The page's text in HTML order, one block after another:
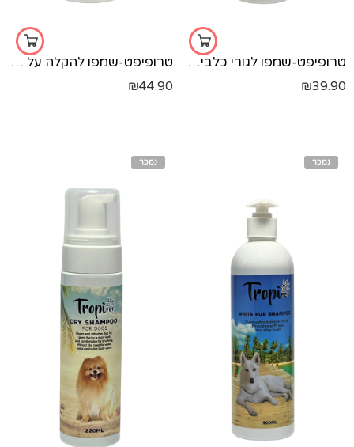
טרופיפט-שמפו לגורי כלבים-250 מל'
₪39.90
טרופיפט-שמפו להקלה על גירודים טרופיפט 500 מל'
₪44.90
נמכר נמכר